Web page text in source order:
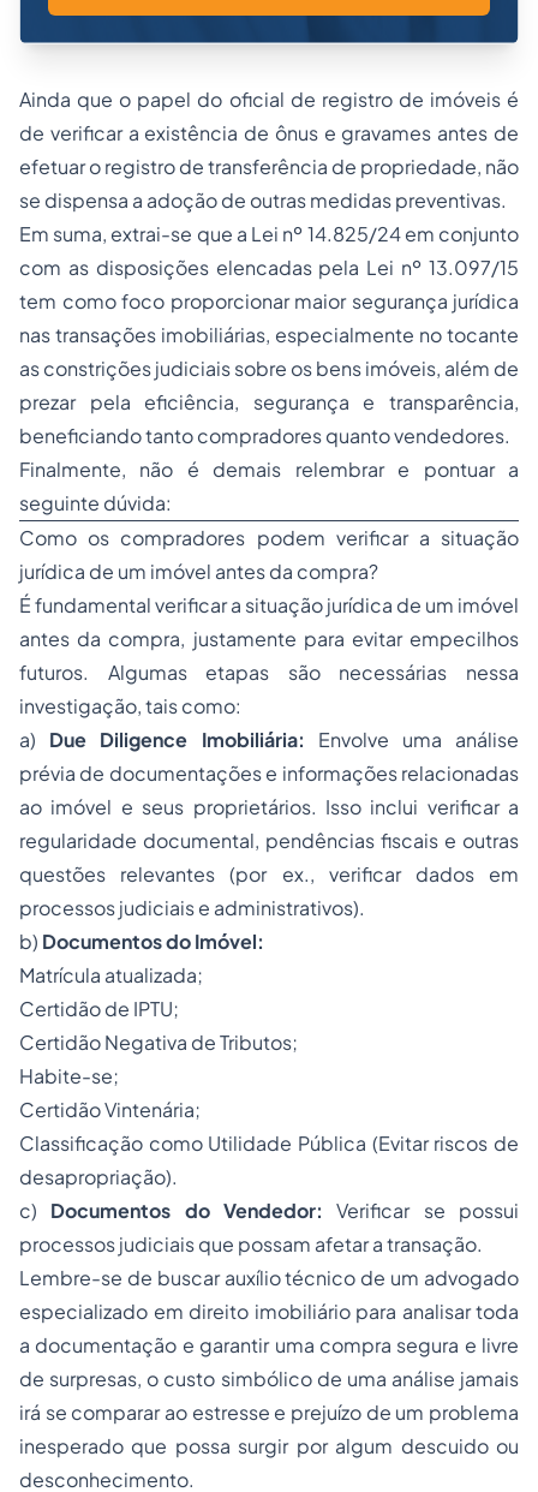
Ainda que o papel do oficial de registro de imóveis é
de verificar a existência de ônus e gravames antes de
efetuar o registro de transferência de propriedade, não
se dispensa a adoção de outras medidas preventivas.
Em suma, extrai-se que a Lei nº 14.825/24 em conjunto
com as disposições elencadas pela Lei nº 13.097/15
tem como foco proporcionar maior segurança jurídica
nas transações imobiliárias, especialmente no tocante
as constrições judiciais sobre os bens imóveis, além de
prezar pela eficiência, segurança e transparência,
beneficiando tanto compradores quanto vendedores.
Finalmente, não é demais relembrar e pontuar a
seguinte dúvida:
Como os compradores podem verificar a situação
jurídica de um imóvel antes da compra?
É fundamental verificar a situação jurídica de um imóvel
antes da compra, justamente para evitar empecilhos
futuros. Algumas etapas são necessárias nessa
investigação, tais como:
a) Due Diligence Imobiliária: Envolve uma análise
prévia de documentações e informações relacionadas
ao imóvel e seus proprietários. Isso inclui verificar a
regularidade documental, pendências fiscais e outras
questões relevantes (por ex., verificar dados em
processos judiciais e administrativos).
b) Documentos do Imóvel:
Matrícula atualizada;
Certidão de IPTU;
Certidão Negativa de Tributos;
Habite-se;
Certidão Vintenária;
Classificação como Utilidade Pública (Evitar riscos de
desapropriação).
c) Documentos do Vendedor:Verificar se possui
processos judiciais que possam afetar a transação.
Lembre-se de buscar auxílio técnico de um advogado
especializado em direito imobiliário para analisar toda
a documentação e garantir uma compra segura e livre
de surpresas, o custo simbólico de uma análise jamais
irá se comparar ao estresse e prejuízo de um problema
inesperado que possa surgir por algum descuido ou
desconhecimento.